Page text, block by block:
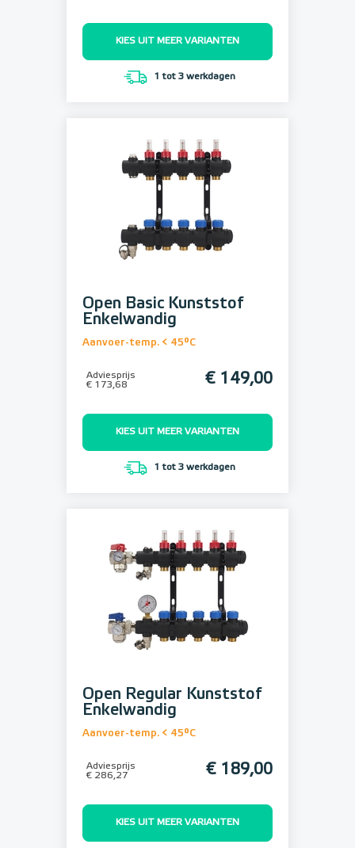
KIES UIT MEER VARIANTEN
1 tot 3 werkdagen
Open Basic Kunststof
Enkelwandig
Aanvoer-temp. < 45°C
Adviesprijs
€ 173,68
€ 149,00
KIES UIT MEER VARIANTEN
1 tot 3 werkdagen
Open Regular Kunststof
Enkelwandig
Aanvoer-temp. < 45°C
Adviesprijs
€ 286,27
€ 189,00
KIES UIT MEER VARIANTEN